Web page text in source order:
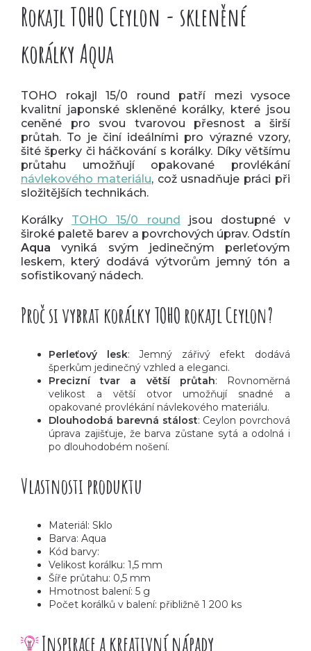
Rokajl TOHO Ceylon - skleněné
korálky Aqua
TOHO rokajl 15/0 round patří mezi vysoce
kvalitní japonské skleněné korálky, které jsou
ceněné pro svou tvarovou přesnost a širší
průtah. To je činí ideálními pro výrazné vzory,
šité šperky či háčkování s korálky. Díky většímu
průtahu umožňují opakované provlékání
návlekového materiálu, což usnadňuje práci při
složitějších technikách.
Korálky TOHO 15/0 round jsou dostupné v
široké paletě barev a povrchových úprav. Odstín
Aquavyniká svým jedinečným perleťovým
leskem, který dodává výtvorům jemný tón a
sofistikovaný nádech.
Proč si vybrat korálky TOHO rokajl Ceylon?
Perleťový lesk: Jemný zářivý efekt dodává
šperkům jedinečný vzhled a eleganci.
Precizní tvar a větší průtah: Rovnoměrná
velikost a větší otvor umožňují snadné a
opakované provlékání návlekového materiálu.
Dlouhodobá barevná stálost: Ceylon povrchová
úprava zajišťuje, že barva zůstane sytá a odolná i
po dlouhodobém nošení.
Vlastnosti produktu
Materiál: Sklo
Barva: Aqua
Kód barvy:
Velikost korálku: 1,5 mm
Šíře průtahu: 0,5 mm
Hmotnost balení: 5 g
Počet korálků v balení: přibližně 1 200 ks
Inspirace a kreativní nápady